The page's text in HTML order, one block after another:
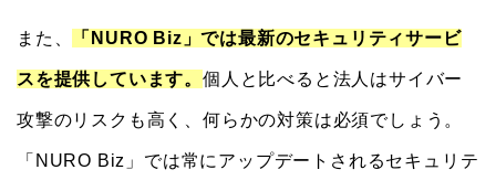
また、 「NURO Biz」では最新のセキュリティサービ
スを提供しています。 個人と比べると法人はサイバー
攻撃のリスクも高く、何らかの対策は必須でしょう。
「NURO Biz」では常にアップデートされるセキュリテ